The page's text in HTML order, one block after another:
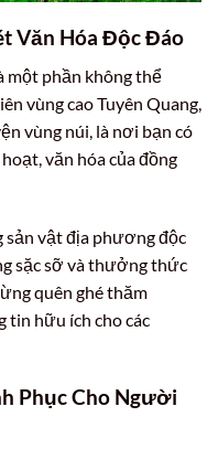
Văn Hóa Độc Đáo
một phần không thể
vùng cao Tuyên Quang,
vùng núi, là nơi bạn có
văn hóa của đồng
sản vật địa phương độc
sặc sỡ và thưởng thức
quên ghé thăm
tin hữu ích cho các
Phục Cho Người